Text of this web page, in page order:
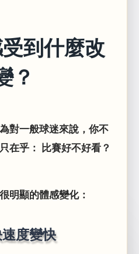
到什麼改
？
對一般球迷來說，你不
在乎： 比賽好不好看？
明顯的體感變化：
度變快